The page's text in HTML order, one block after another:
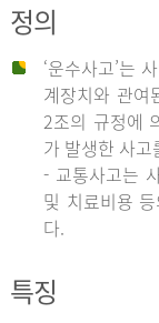
정의
‘운수사고’는
계장치와 관여
2조의 규정에
가 발생한 사
- 교통사고는
및 치료비용
다.
특징